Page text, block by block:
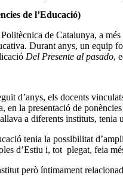
de l’Educació)
de Catalunya, a
Durant anys, un equip
Del Presente al pasado,
d’anys, els docents
en la presentació de
a diferents instituts,
tenia la possibilitat
d’Estiu i, tot plegat, feia
però íntimament